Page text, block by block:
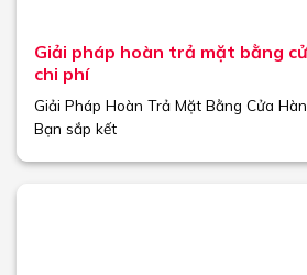
Giải pháp hoàn trả mặt bằng
chi phí
Giải Pháp Hoàn Trả Mặt Bằng Cửa
Bạn sắp kết